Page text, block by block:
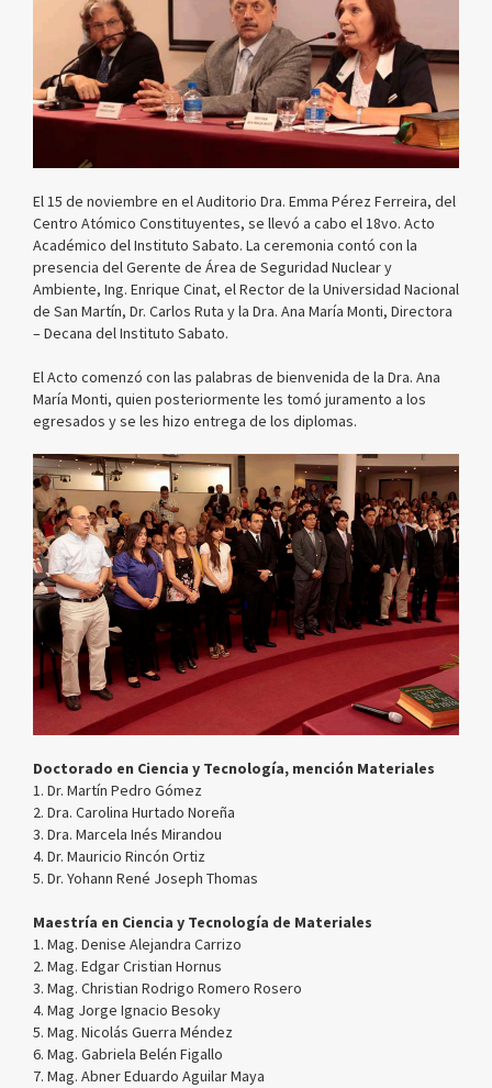
El 15 de noviembre en el Auditorio Dra. Emma Pérez Ferreira, del
Centro Atómico Constituyentes, se llevó a cabo el 18vo. Acto
Académico del Instituto Sabato. La ceremonia contó con la
presencia del Gerente de Área de Seguridad Nuclear y
Ambiente, Ing. Enrique Cinat, el Rector de la Universidad Nacional
de San Martín, Dr. Carlos Ruta y la Dra. Ana María Monti, Directora
– Decana del Instituto Sabato.
El Acto comenzó con las palabras de bienvenida de la Dra. Ana
María Monti, quien posteriormente les tomó juramento a los
egresados y se les hizo entrega de los diplomas.
Doctorado en Ciencia y Tecnología, mención Materiales
1. Dr. Martín Pedro Gómez
2. Dra. Carolina Hurtado Noreña
3. Dra. Marcela Inés Mirandou
4. Dr. Mauricio Rincón Ortiz
5. Dr. Yohann René Joseph Thomas
Maestría en Ciencia y Tecnología de Materiales
1. Mag. Denise Alejandra Carrizo
2. Mag. Edgar Cristian Hornus
3. Mag. Christian Rodrigo Romero Rosero
4. Mag Jorge Ignacio Besoky
5. Mag. Nicolás Guerra Méndez
6. Mag. Gabriela Belén Figallo
7. Mag. Abner Eduardo Aguilar Maya